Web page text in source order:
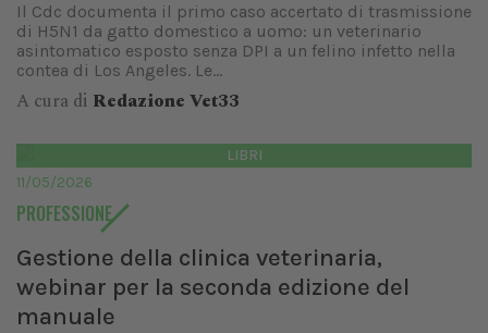
Il Cdc documenta il primo caso accertato di trasmissione
di H5N1 da gatto domestico a uomo: un veterinario
asintomatico esposto senza DPI a un felino infetto nella
contea di Los Angeles. Le...
A cura di Redazione Vet33
LIBRI
11/05/2026
PROFESSIONE
Gestione della clinica veterinaria,
webinar per la seconda edizione del
manuale